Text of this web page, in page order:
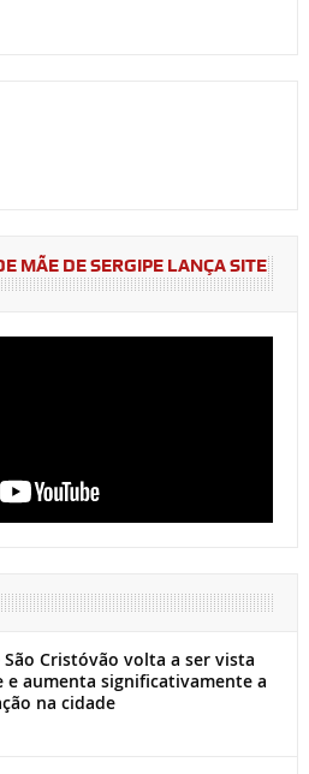
MÃE DE SERGIPE LANÇA SITE
Cristóvão volta a ser vista
e aumenta significativamente a
na cidade